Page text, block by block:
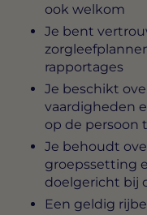
ook welkom
Je bent
rapportages
Je beschikt
vaardigheden
op de persoon
Je behoudt
groepssetting
doelgericht bij
Een geldig